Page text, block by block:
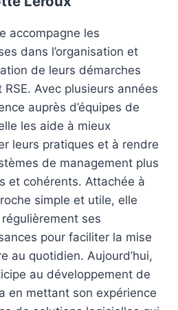
accompagne les
dans l’organisation et
de leurs démarches
RSE. Avec plusieurs années
auprès d’équipes de
les aide à mieux
leurs pratiques et à rendre
de management plus
et cohérents. Attachée à
simple et utile, elle
ses
pour faciliter la mise
au quotidien. Aujourd’hui,
au développement de
en mettant son expérience